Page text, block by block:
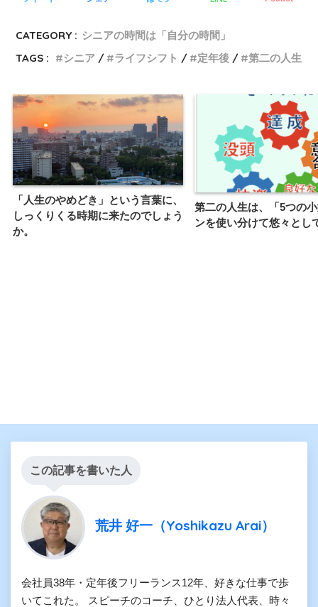
CATEGORY : シニアの時間は「自分の時間」
TAGS :
シニア ライフシフト 定年後 第二の人生
「人生のやめどき」という言葉に、
しっくりくる時期に来たのでしょう
か。
第二の人生は、「5つの
ンを使い分けて悠々とし
この記事を書いた人
荒井 好一（Yoshikazu Arai）
会社員38年・定年後フリーランス12年、好きな仕事で歩
いてこれた。 スピーチのコーチ、ひとり法人代表、時々